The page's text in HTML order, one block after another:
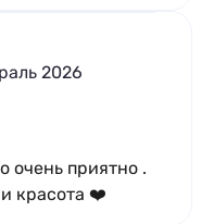
2026
очень приятно .
красота ❤️